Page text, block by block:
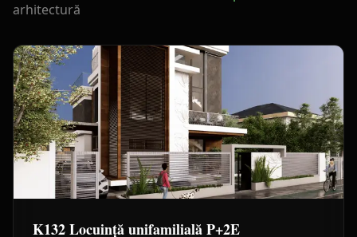
arhitectură
K132 Locuință unifamilială P+2E